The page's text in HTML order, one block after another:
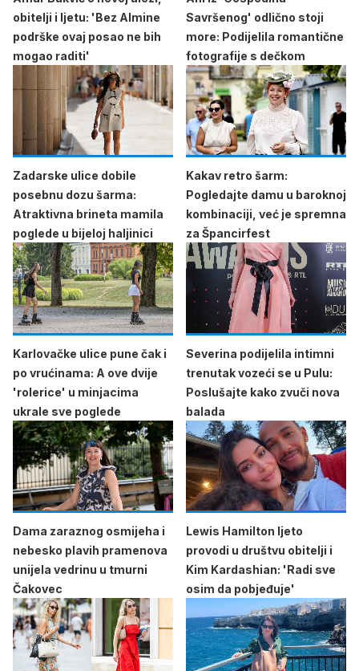
obitelji i ljetu: 'Bez Almine
podrške ovaj posao ne bih
mogao raditi'
Savršenog' odlično stoji
more: Podijelila romantične
fotografije s dečkom
Zadarske ulice dobile
posebnu dozu šarma:
Atraktivna brineta mamila
poglede u bijeloj haljinici
Kakav retro šarm:
Pogledajte damu u baroknoj
kombinaciji, već je spremna
za Špancirfest
Karlovačke ulice pune čak i
po vrućinama: A ove dvije
'rolerice' u minjacima
ukrale sve poglede
Severina podijelila intimni
trenutak vozeći se u Pulu:
Poslušajte kako zvuči nova
balada
Dama zaraznog osmijeha i
nebesko plavih pramenova
unijela vedrinu u tmurni
Čakovec
Lewis Hamilton ljeto
provodi u društvu obitelji i
Kim Kardashian: 'Radi sve
osim da pobjeđuje'